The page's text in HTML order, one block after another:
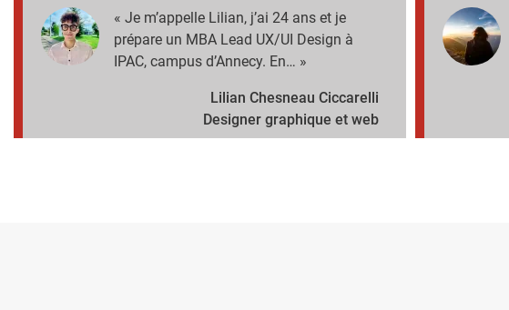
« Je m’appelle Lilian, j’ai 24 ans et je
prépare un MBA Lead UX/UI Design à
IPAC, campus d’Annecy. En… »
Lilian Chesneau Ciccarelli
Designer graphique et web